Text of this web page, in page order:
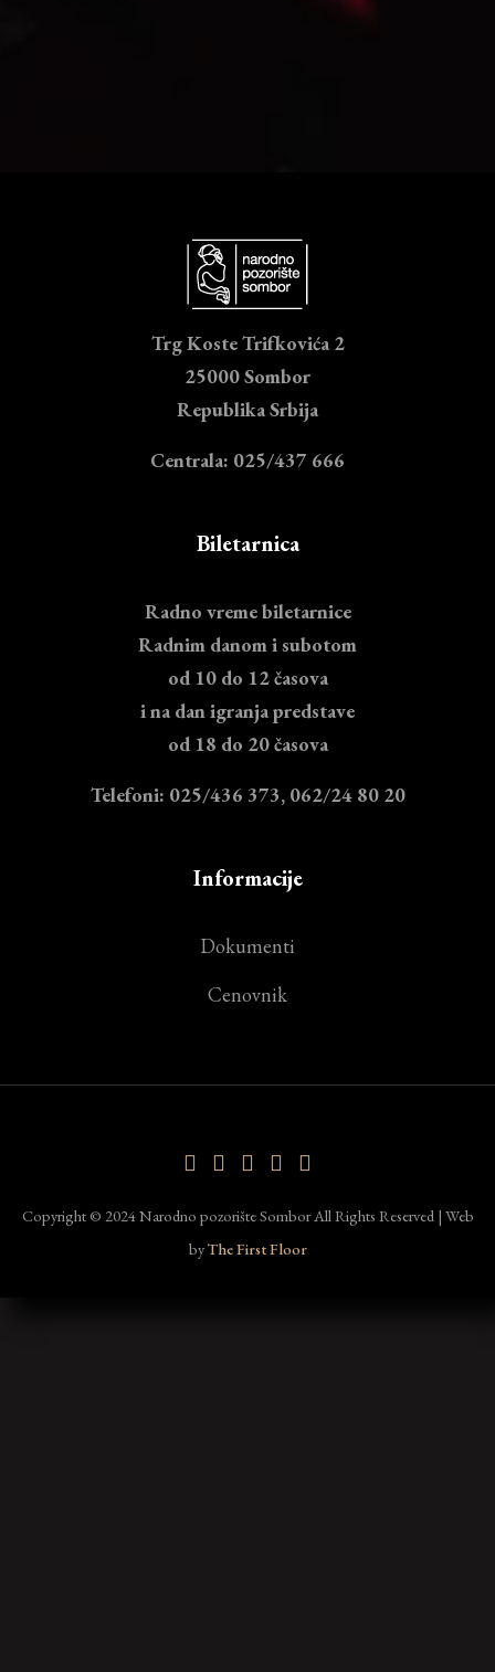
Trg Koste Trifkovića 2
25000 Sombor
Republika Srbija
Centrala: 025/437 666
Biletarnica
Radno vreme biletarnice
Radnim danom i subotom
od 10 do 12 časova
i na dan igranja predstave
od 18 do 20 časova
Telefoni: 025/436 373, 062/24 80 20
Informacije
Dokumenti
Cenovnik
Copyright © 2024 Narodno pozorište Sombor All Rights Reserved | Web
byThe First Floor